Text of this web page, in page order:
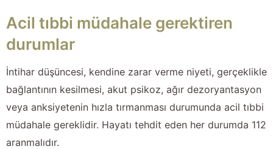
Acil tıbbi müdahale gerektiren
durumlar
İntihar düşüncesi, kendine zarar verme niyeti, gerçeklikle
bağlantının kesilmesi, akut psikoz, ağır dezoryantasyon
veya anksiyetenin hızla tırmanması durumunda acil tıbbi
müdahale gereklidir. Hayatı tehdit eden her durumda 112
aranmalıdır.